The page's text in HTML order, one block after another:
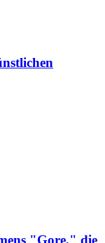
"Gore," die